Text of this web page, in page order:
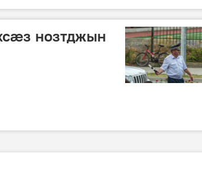
нозтджын